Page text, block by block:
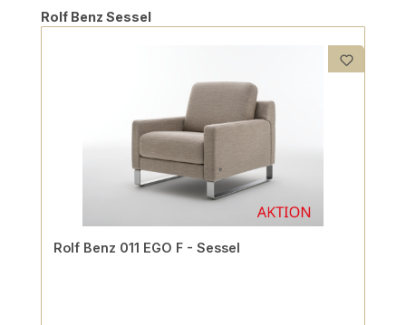
Produktgalerie überspringen
Rolf Benz Sessel
Rolf Benz 011 EGO F - Sessel